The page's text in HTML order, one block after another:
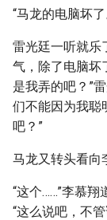
“马龙的电脑坏了
雷光廷一听就乐
气，除了电脑坏
是我弄的吧？”
们不能因为我聪
吧？”
马龙又转头看向
“这个……”李慕翔
“这么说吧，不